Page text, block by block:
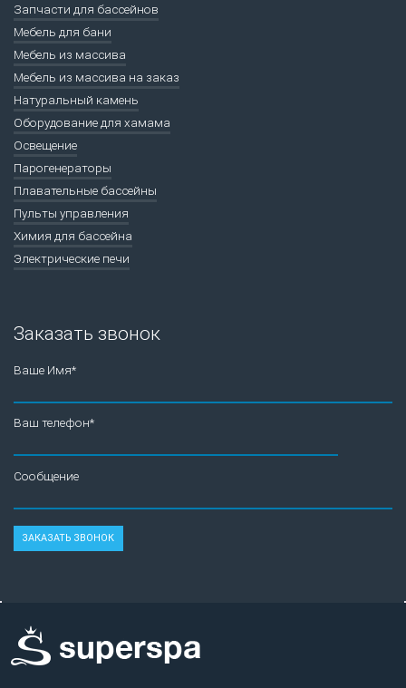
Запчасти для бассейнов
Мебель для бани
Мебель из массива
Мебель из массива на заказ
Натуральный камень
Оборудование для хамама
Освещение
Парогенераторы
Плавательные бассейны
Пульты управления
Химия для бассейна
Электрические печи
Заказать звонок
Ваше Имя*
Ваш телефон*
Сообщение